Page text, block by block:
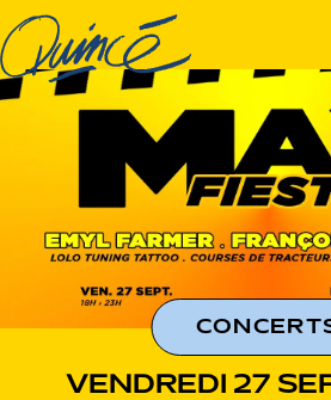
VENDREDI 27